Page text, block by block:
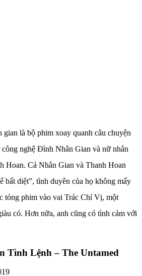
gian là bộ phim xoay quanh câu chuyện
nghệ Đình Nhân Gian và nữ nhân
Hoan. Cả Nhân Gian và Thanh Hoan
bất diệt”, tình duyên của họ không mấy
tỏng phim vào vai Trác Chí Vị, một
có. Hơn nữa, anh cũng có tình cảm với
Tình Lệnh – The Untamed